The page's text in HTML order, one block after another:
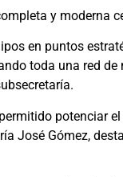
y moderna
en puntos
toda una red
potenciar
José Gómez,